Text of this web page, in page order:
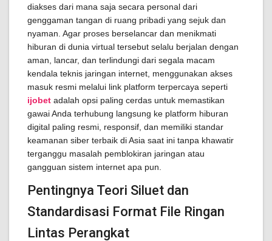
diakses dari mana saja secara personal dari
genggaman tangan di ruang pribadi yang sejuk dan
nyaman. Agar proses berselancar dan menikmati
hiburan di dunia virtual tersebut selalu berjalan dengan
aman, lancar, dan terlindungi dari segala macam
kendala teknis jaringan internet, menggunakan akses
masuk resmi melalui link platform terpercaya seperti
ijobet adalah opsi paling cerdas untuk memastikan
gawai Anda terhubung langsung ke platform hiburan
digital paling resmi, responsif, dan memiliki standar
keamanan siber terbaik di Asia saat ini tanpa khawatir
terganggu masalah pemblokiran jaringan atau
gangguan sistem internet apa pun.
Pentingnya Teori Siluet dan
Standardisasi Format File Ringan
Lintas Perangkat